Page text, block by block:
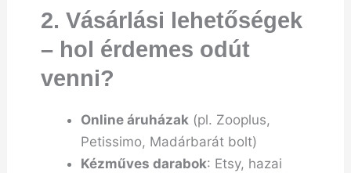
2. Vásárlási lehetőségek
– hol érdemes odút
venni?
Online áruházak(pl. Zooplus,
Petissimo, Madárbarát bolt)
Kézműves darabok: Etsy, hazai